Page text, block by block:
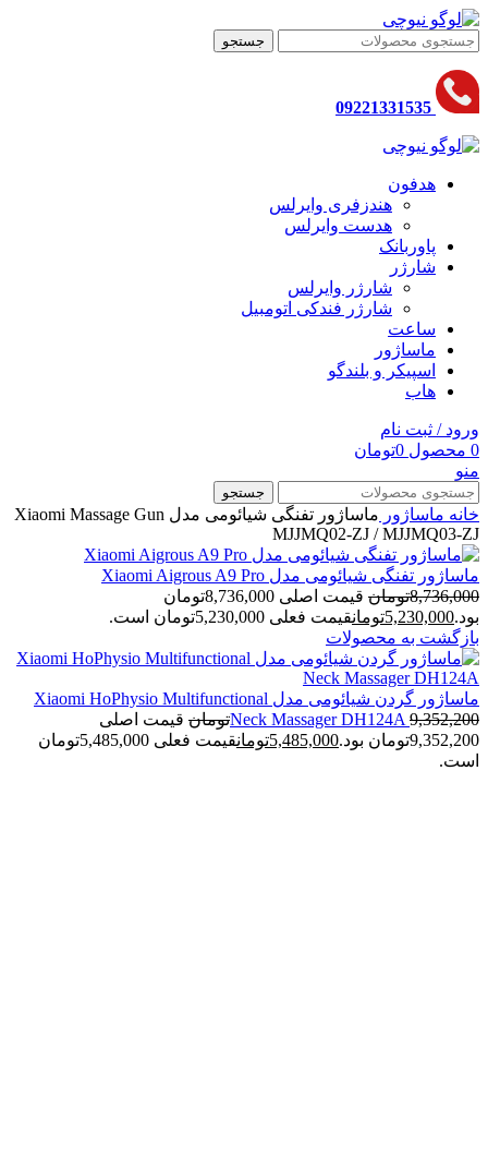
جستجو
09221331535
هدفون
هندزفری وایرلس
هدست وایرلس
پاوربانک
شارژر
شارژر وایرلس
شارژر فندکی اتومبیل
ساعت
ماساژور
اسپیکر و بلندگو
هاب
ورود / ثبت نام
0 محصول 0تومان
منو
جستجو
خانه ماساژور
ماساژور تفنگی شیائومی مدل Xiaomi Massage Gun
MJJMQ02-ZJ / MJJMQ03-ZJ
ماساژور تفنگی شیائومی مدل Xiaomi Aigrous A9 Pro
8,736,000تومان
قیمت اصلی 8,736,000تومان
بود.5,230,000تومانقیمت فعلی 5,230,000تومان است.
بازگشت به محصولات
ماساژور گردن شیائومی مدل Xiaomi HoPhysio Multifunctional
Neck Massager DH124A 9,352,200 تومان قیمت اصلی
9,352,200تومان بود.
5,485,000تومان
قیمت فعلی 5,485,000تومان
است.